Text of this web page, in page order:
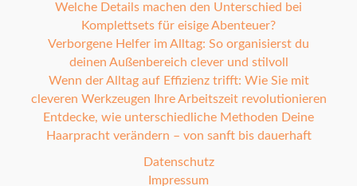
Welche Details machen den Unterschied bei
Komplettsets für eisige Abenteuer?
Verborgene Helfer im Alltag: So organisierst du
deinen Außenbereich clever und stilvoll
Wenn der Alltag auf Effizienz trifft: Wie Sie mit
cleveren Werkzeugen Ihre Arbeitszeit revolutionieren
Entdecke, wie unterschiedliche Methoden Deine
Haarpracht verändern – von sanft bis dauerhaft
Datenschutz
Impressum